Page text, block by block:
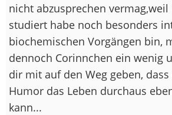
nicht abzusprechen
studiert habe noch besonders
biochemischen Vorgängen bin,
dennoch Corinnchen ein wenig
dir mit auf den Weg geben,
Humor das Leben durchaus
kann...